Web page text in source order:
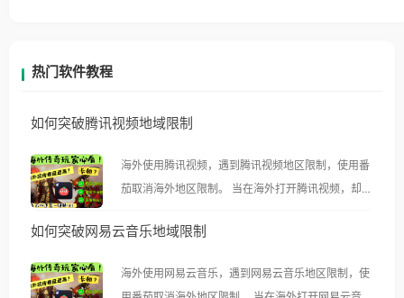
热门软件教程
如何突破腾讯视频地域限制
海外使用腾讯视频，遇到腾讯视频地区限制，使用番
茄取消海外地区限制。 当在海外打开腾讯视频，却突
示语。 海外用户如香港、澳门、台湾、美国、加拿
像其他音乐平台一样，出现地区及版权限制问题，且
如何突破网易云音乐地域限制
海外使用网易云音乐，遇到网易云音乐地区限制，使